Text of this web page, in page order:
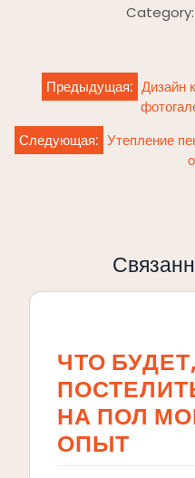
Category:
Навигация
записям
Предыдущая: Дизайн
Следующая: Утепление
ЧТО
НА ПОЛ
ОПЫТ